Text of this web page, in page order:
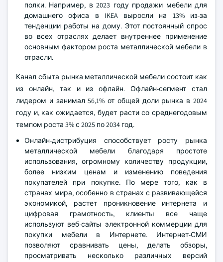
полки. Например, в 2023 году продажи мебели для
домашнего офиса в IKEA выросли на 13% из-за
тенденции работы на дому. Этот постоянный спрос
во всех отраслях делает внутреннее применение
основным фактором роста металлической мебели в
отрасли.
Канал сбыта рынка металлической мебели состоит как
из онлайн, так и из офлайн. Офлайн-сегмент стал
лидером и занимал 56,1% от общей доли рынка в 2024
году и, как ожидается, будет расти со среднегодовым
темпом роста 3% с 2025 по 2034 год.
Онлайн-дистрибуция способствует росту рынка
металлической мебели благодаря простоте
использования, огромному количеству продукции,
более низким ценам и изменению поведения
покупателей при покупке. По мере того, как в
странах мира, особенно в странах с развивающейся
экономикой, растет проникновение интернета и
цифровая грамотность, клиенты все чаще
используют веб-сайты электронной коммерции для
покупки мебели в Интернете. Интернет-СМИ
позволяют сравнивать цены, делать обзоры,
просматривать несколько различных версий